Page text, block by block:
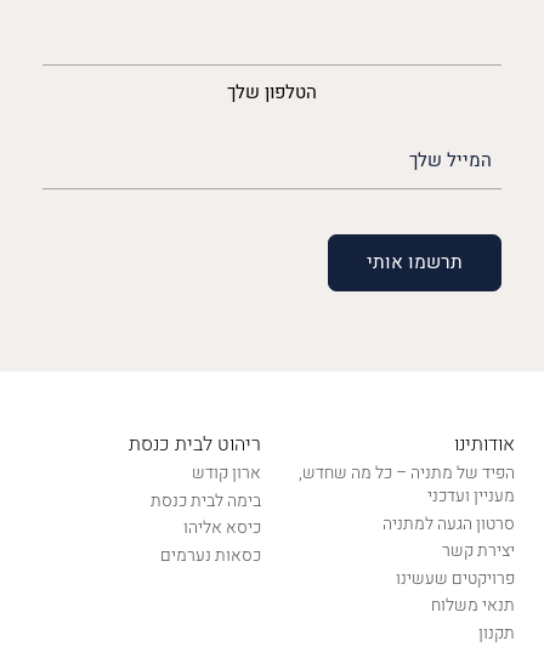
הטלפון שלך
(חובה)
אודותינו
הפיד של מתניה – כל מה שחדש,
מעניין ועדכני
סרטון הגעה למתניה
יצירת קשר
פרויקטים שעשינו
תנאי משלוח
תקנון
ריהוט לבית כנסת
ארון קודש
בימה לבית כנסת
כיסא אליהו
כסאות נערמים